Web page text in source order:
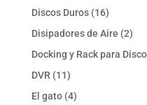
Discos Duros 1616
productos
Disipadores de Aire 22
Docking y Rack para
DVR 1111
productos
El gato 44